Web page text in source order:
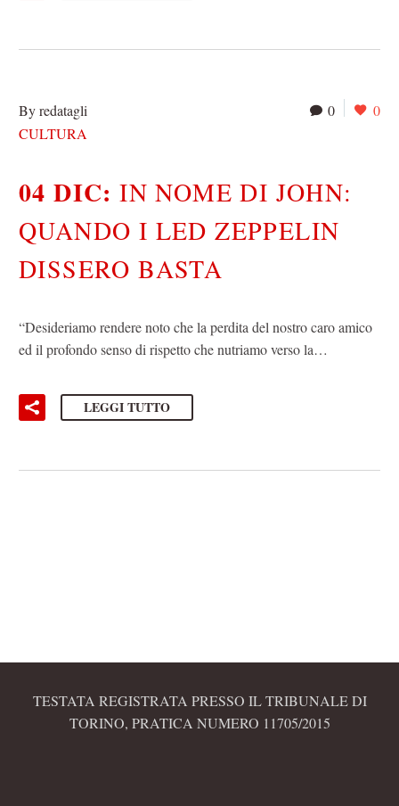
0 0
By redatagli
CULTURA
04 DIC:IN NOME DI JOHN:
QUANDO I LED ZEPPELIN
DISSERO BASTA
“Desideriamo rendere noto che la perdita del nostro caro amico
ed il profondo senso di rispetto che nutriamo verso la…
LEGGI TUTTO
TESTATA REGISTRATA PRESSO IL TRIBUNALE DI
TORINO, PRATICA NUMERO 11705/2015